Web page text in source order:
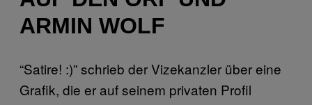
ARMIN WOLF
“Satire! :)” schrieb der Vizekanzler über eine
Grafik, die er auf seinem privaten Profil